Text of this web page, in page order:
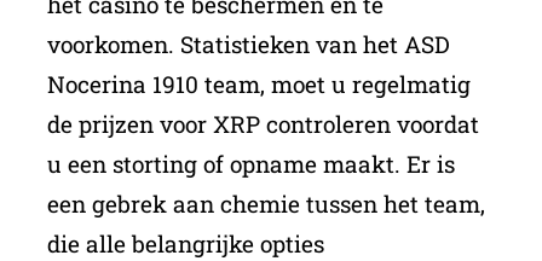
voorkomen. Statistieken van het ASD
Nocerina 1910 team, moet u regelmatig
de prijzen voor XRP controleren voordat
u een storting of opname maakt. Er is
een gebrek aan chemie tussen het team,
die alle belangrijke opties